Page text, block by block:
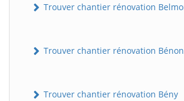
Trouver chantier rénovation
Trouver chantier rénovation
Trouver chantier rénovation Bény